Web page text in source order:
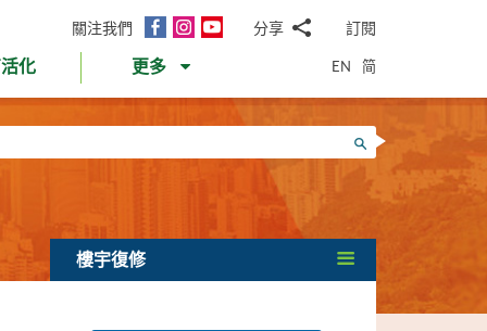
關注我們
面
InstagramYouTube分享
郵WhatsApp
微
信
面
書Twitter
LinkedIn
微
訂閱
化 更多 EN 简
搜尋
樓宇復修